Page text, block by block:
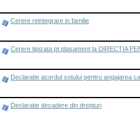
Cerere reintegrare in familie
Cerere tipizata pt plasament la DIRECTIA
Declaratie acordul sotului pentru angajarea
Declaratie decadere din drepturi